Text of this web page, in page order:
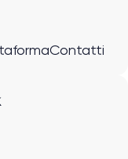
Contatti